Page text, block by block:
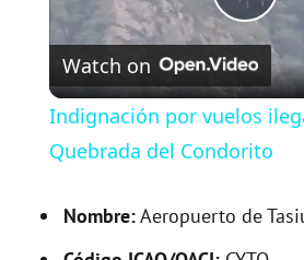
P
l
a
y
Watch on
Indignación por vuelos
Quebrada del Condorito
Nombre:Aeropuerto de